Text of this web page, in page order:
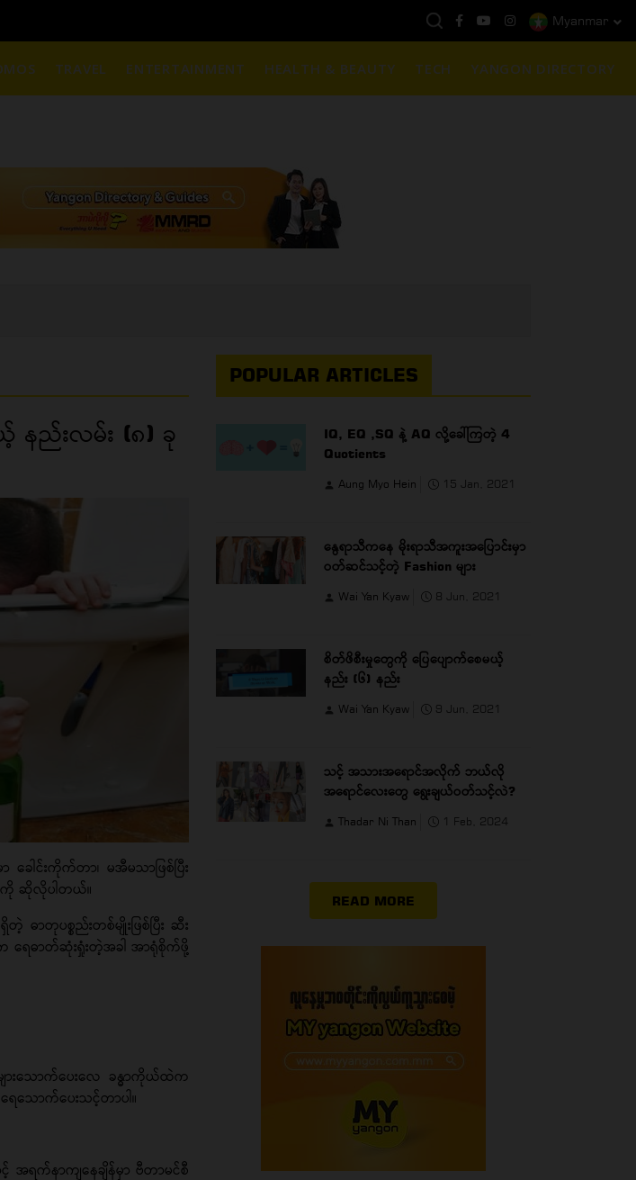
$1901 ( တစ်အောင်စလျှင် ) Myanmar
TRAVEL ENTERTAINMENT HEALTH & BEAUTY TECH YANGON DIRECTORY
နည်းလမ်း (၈) ခု
ေါင်းကိုက်တာ၊ မအီမသာဖြစ်ပြီး
ေကို ဆိုလိုပါတယ်။
တုပစ္စည်းတစ်မျိုးဖြစ်ပြီး ဆီး
ရေဓာတ်ဆုံးရှုံးတဲ့အခါ အာရုံစိုက်ဖို့
ျားသောက်ပေးလေ ခန္ဓာကိုယ်ထဲက
သောက်ပေးသင့်တာပါ။
အရက်နာကျနေချိန်မှာ ဗီတာမင်စီ
POPULAR ARTICLES
IQ, EQ ,SQ နဲ့ AQ လို့ခေါ်ကြတဲ့ 4
Quotients
Aung Myo Hein 15 Jan, 2021
နွေရာသီကနေ မိုးရာသီအကူးအပြောင်းမှာ
ဝတ်ဆင်သင့်တဲ့ Fashion များ
Wai Yan Kyaw 8 Jun, 2021
စိတ်ဖိစီးမှုတွေကို ပြေပျောက်စေမယ့်
နည်း (၆) နည်း
Wai Yan Kyaw 9 Jun, 2021
သင့် အသားအရောင်အလိုက် ဘယ်လို
အရောင်လေးတွေ ရွေးချယ်ဝတ်သင့်လဲ?
Thadar Ni Than 1 Feb, 2024
READ MORE